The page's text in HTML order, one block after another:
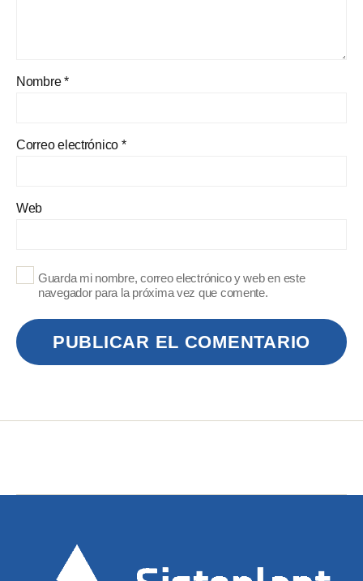
Nombre*
Correo electrónico *
Web
Guarda mi nombre, correo electrónico y web en este
navegador para la próxima vez que comente.